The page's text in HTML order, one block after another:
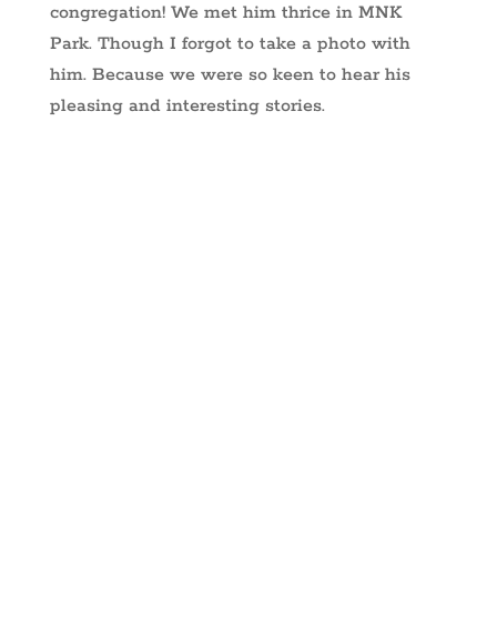
congregation! We met him thrice in MNK
Park. Though I forgot to take a photo with
him. Because we were so keen to hear his
pleasing and interesting stories.